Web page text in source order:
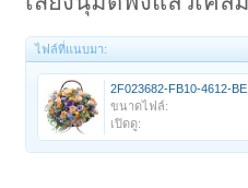
ไฟล์ที่แนบมา:
2F023682-FB10-4612-
ขนาดไฟล์:
เปิดดู: